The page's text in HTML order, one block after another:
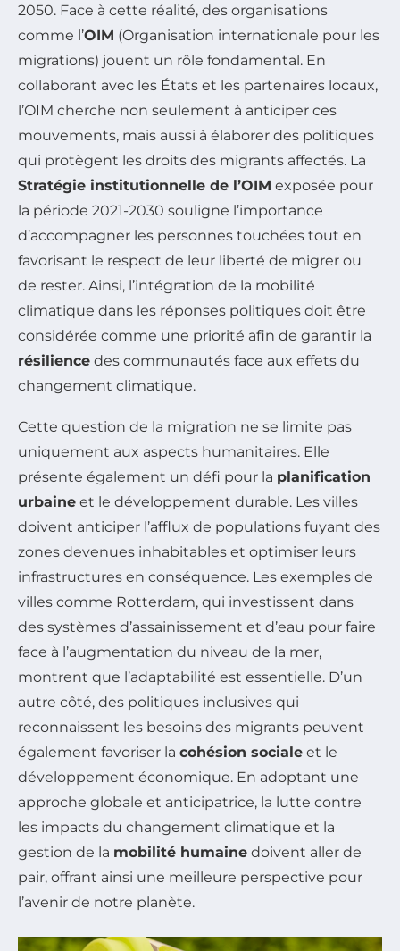
2050. Face à cette réalité, des organisations
comme l’OIM (Organisation internationale pour les
migrations) jouent un rôle fondamental. En
collaborant avec les États et les partenaires locaux,
l’OIM cherche non seulement à anticiper ces
mouvements, mais aussi à élaborer des politiques
qui protègent les droits des migrants affectés. La
Stratégie institutionnelle de l’OIM exposée pour
la période 2021-2030 souligne l’importance
d’accompagner les personnes touchées tout en
favorisant le respect de leur liberté de migrer ou
de rester. Ainsi, l’intégration de la mobilité
climatique dans les réponses politiques doit être
considérée comme une priorité afin de garantir la
résilience des communautés face aux effets du
changement climatique.
Cette question de la migration ne se limite pas
uniquement aux aspects humanitaires. Elle
présente également un défi pour la planification
urbaine et le développement durable. Les villes
doivent anticiper l’afflux de populations fuyant des
zones devenues inhabitables et optimiser leurs
infrastructures en conséquence. Les exemples de
villes comme Rotterdam, qui investissent dans
des systèmes d’assainissement et d’eau pour faire
face à l’augmentation du niveau de la mer,
montrent que l’adaptabilité est essentielle. D’un
autre côté, des politiques inclusives qui
reconnaissent les besoins des migrants peuvent
également favoriser la cohésion sociale et le
développement économique. En adoptant une
approche globale et anticipatrice, la lutte contre
les impacts du changement climatique et la
gestion de la mobilité humaine doivent aller de
pair, offrant ainsi une meilleure perspective pour
l’avenir de notre planète.